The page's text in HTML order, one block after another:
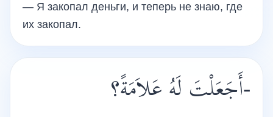
— Я закопал деньги, и теперь не знаю, где
их закопал.
-أَجَعَلْتَ لَهُ عَلاَمَةً؟